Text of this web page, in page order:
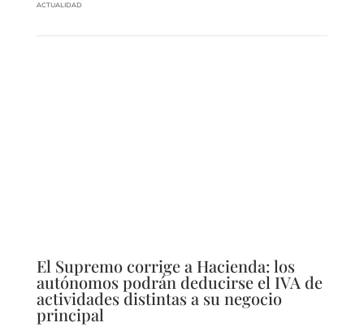
ACTUALIDAD
El Supremo corrige a Hacienda: los
autónomos podrán deducirse el IVA de
actividades distintas a su negocio
principal